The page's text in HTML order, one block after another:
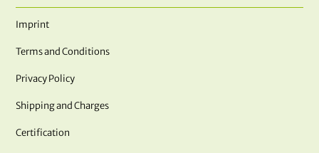
Imprint
Terms and Conditions
Privacy Policy
Shipping and Charges
Certification